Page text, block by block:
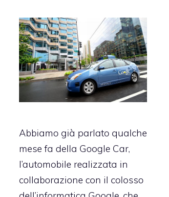
Abbiamo già parlato qualche
mese fa della Google Car,
l’automobile realizzata in
collaborazione con il colosso